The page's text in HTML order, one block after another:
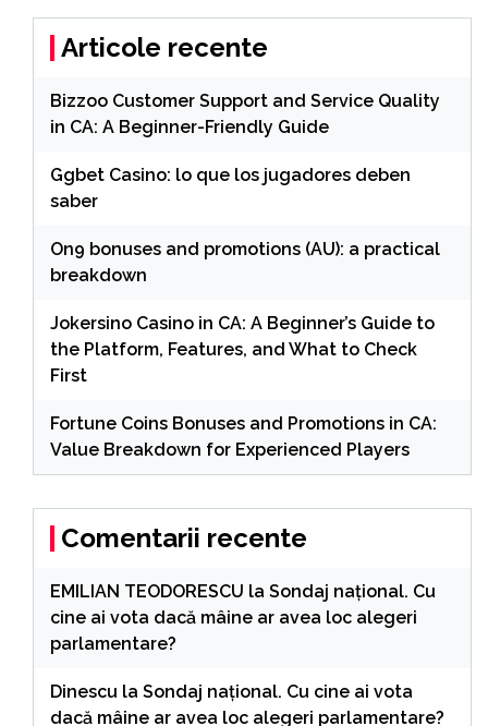
Articole recente
Bizzoo Customer Support and Service Quality
in CA: A Beginner-Friendly Guide
Ggbet Casino: lo que los jugadores deben
saber
On9 bonuses and promotions (AU): a practical
breakdown
Jokersino Casino in CA: A Beginner’s Guide to
the Platform, Features, and What to Check
First
Fortune Coins Bonuses and Promotions in CA:
Value Breakdown for Experienced Players
Comentarii recente
EMILIAN TEODORESCU la Sondaj național. Cu
cine ai vota dacă mâine ar avea loc alegeri
parlamentare?
Dinescu la Sondaj național. Cu cine ai vota
dacă mâine ar avea loc alegeri parlamentare?